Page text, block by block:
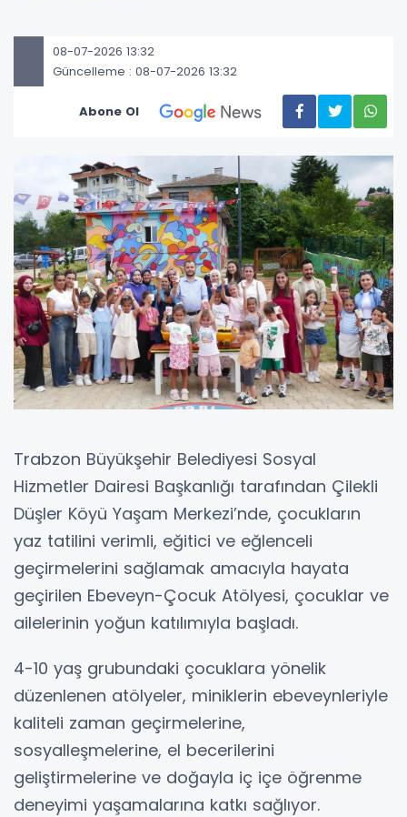
08-07-2026 13:32
Güncelleme : 08-07-2026 13:32
Abone Ol
Trabzon Büyükşehir Belediyesi Sosyal
Hizmetler Dairesi Başkanlığı tarafından Çilekli
Düşler Köyü Yaşam Merkezi’nde, çocukların
yaz tatilini verimli, eğitici ve eğlenceli
geçirmelerini sağlamak amacıyla hayata
geçirilen Ebeveyn-Çocuk Atölyesi, çocuklar ve
ailelerinin yoğun katılımıyla başladı.
4-10 yaş grubundaki çocuklara yönelik
düzenlenen atölyeler, miniklerin ebeveynleriyle
kaliteli zaman geçirmelerine,
sosyalleşmelerine, el becerilerini
geliştirmelerine ve doğayla iç içe öğrenme
deneyimi yaşamalarına katkı sağlıyor.